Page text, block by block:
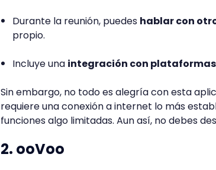
Durante la reunión, puedes hablar con
propio.
Incluye una integración con plataformas
Sin embargo, no todo es alegría con esta
requiere una conexión a internet lo más
funciones algo limitadas. Aun así, no debes
2. ooVoo